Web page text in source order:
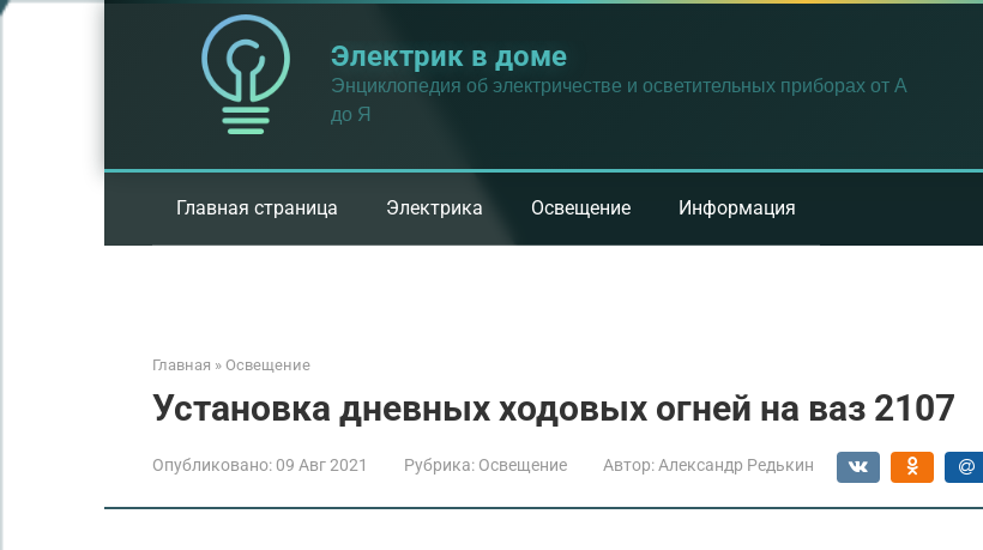
Перейти
Электрик в доме
Энциклопедия об электричестве и осветительных приборах от А
до Я
Главная страница Электрика Освещение Информация
Главная » Освещение
Установка дневных ходовых огней на ваз 2107
Опубликовано: 09 Авг 2021 Рубрика: Освещение Автор: Александр Редькин